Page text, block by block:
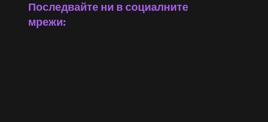
Последвайте ни в социалните
мрежи: